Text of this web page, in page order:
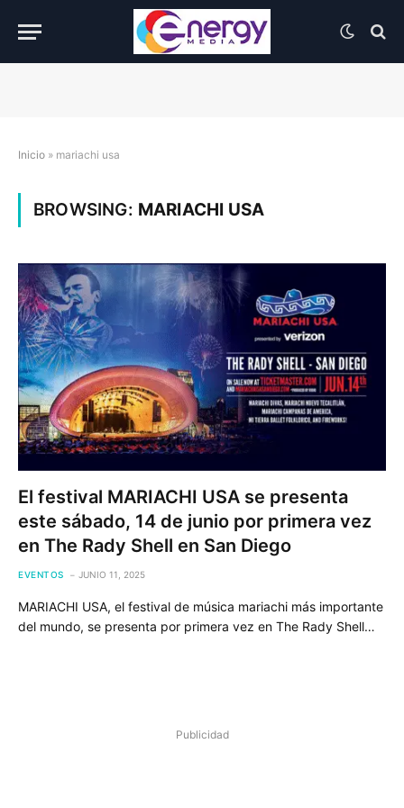
Inicio » mariachi usa
BROWSING: MARIACHI USA
El festival MARIACHI USA se presenta
este sábado, 14 de junio por primera vez
en The Rady Shell en San Diego
EVENTOS JUNIO 11, 2025
MARIACHI USA, el festival de música mariachi más importante
del mundo, se presenta por primera vez en The Rady Shell…
Publicidad